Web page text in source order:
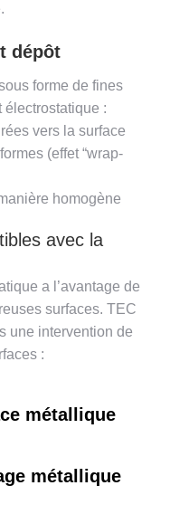
dépôt
forme de fines
électrostatique :
vers la surface
(effet “wrap-
homogène
avec la
a l’avantage de
surfaces. TEC
une intervention de
:
métallique
métallique